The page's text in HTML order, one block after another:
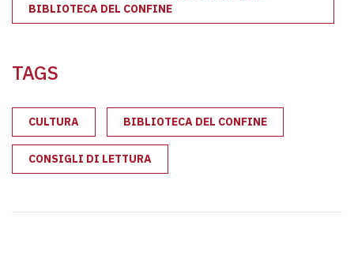
BIBLIOTECA DEL CONFINE
TAGS
CULTURA BIBLIOTECA DEL CONFINE
CONSIGLI DI LETTURA